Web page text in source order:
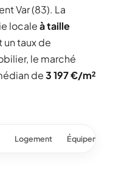
Var (83). La
localeà taille
taux de
le marché
de3 197 €/m²
Logement